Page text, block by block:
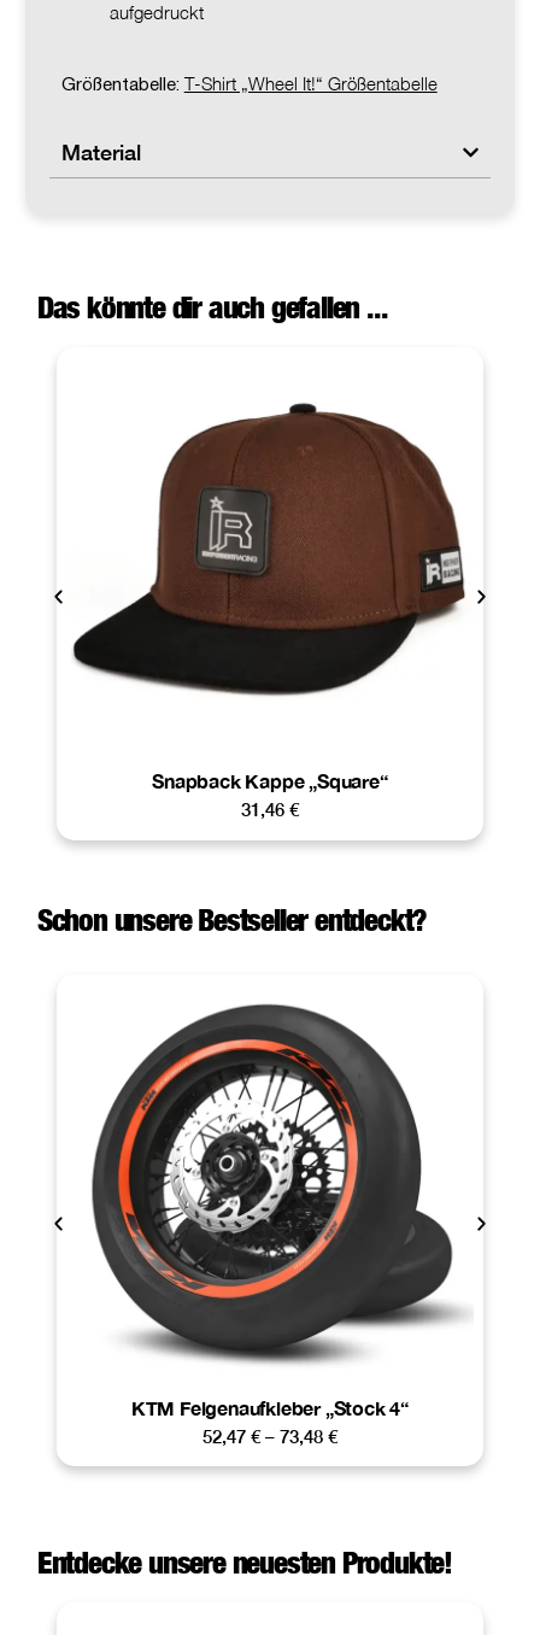
aufgedruckt
Größentabelle: T-Shirt „Wheel It!“ Größentabelle
Material
Das könnte dir auch gefallen ...
Snapback Kappe „Square“
31,46 €
Schon unsere Bestseller entdeckt?
KTM Felgenaufkleber „Stock 4“
52,47 € – 73,48 €
Entdecke unsere neuesten Produkte!